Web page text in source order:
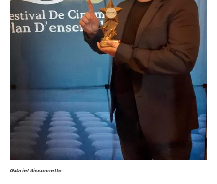
Gabriel Bissonnette